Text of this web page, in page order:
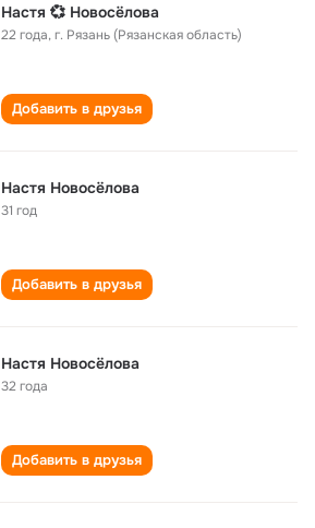
Настя 💞 Новосёлова
22 года,г. Рязань (Рязанская область)
Добавить в друзья
Настя Новосёлова
31 год
Добавить в друзья
Настя Новосёлова
32 года
Добавить в друзья